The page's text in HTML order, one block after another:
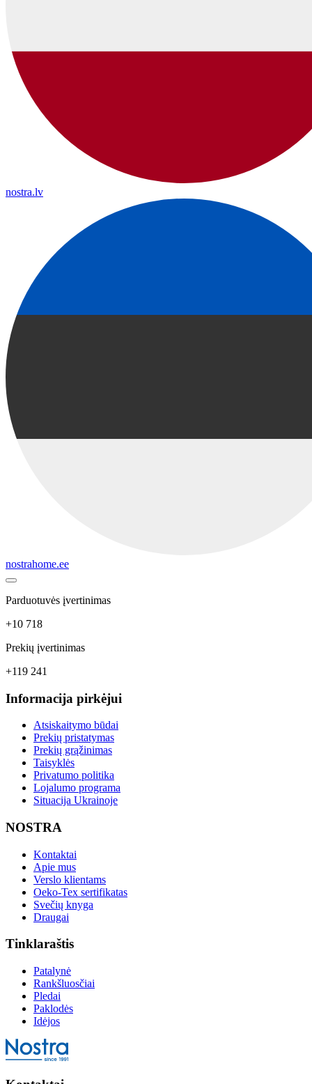
nostra.lv
nostrahome.ee
Parduotuvės įvertinimas
+10 718
Prekių įvertinimas
+119 241
Informacija pirkėjui
Atsiskaitymo būdai
Prekių pristatymas
Prekių grąžinimas
Taisyklės
Privatumo politika
Lojalumo programa
Situacija Ukrainoje
NOSTRA
Kontaktai
Apie mus
Verslo klientams
Oeko-Tex sertifikatas
Svečių knyga
Draugai
Tinklaraštis
Patalynė
Rankšluosčiai
Pledai
Paklodės
Idėjos